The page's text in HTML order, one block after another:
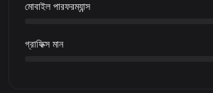
মোবাইল পারফরম্যান্স
গ্রাফিক্স মান